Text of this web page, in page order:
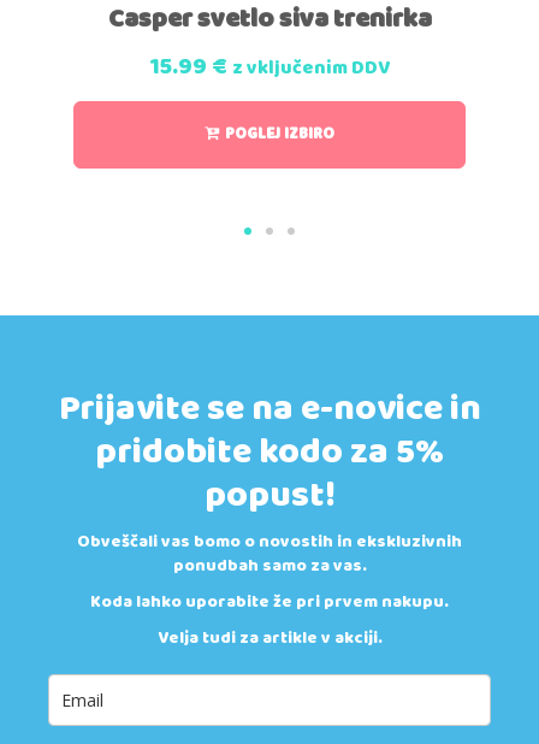
Casper svetlo siva trenirka
15.99€ z vključenim DDV
POGLEJ IZBIRO
Prijavite se na e-novice in
pridobite kodo za 5%
popust!
Obveščali vas bomo o novostih in ekskluzivnih
ponudbah samo za vas.
Koda lahko uporabite že pri prvem nakupu.
Velja tudi za artikle v akciji.